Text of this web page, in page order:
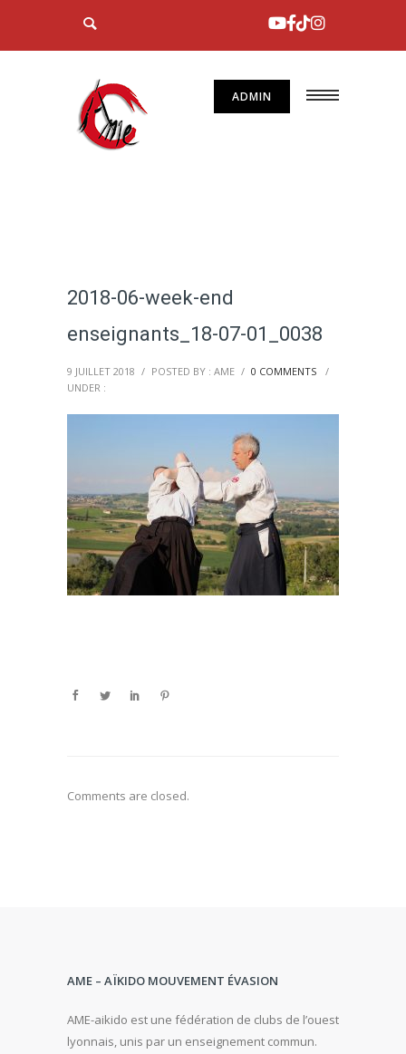
ADMIN
2018-06-week-end
enseignants_18-07-01_0038
9 JUILLET 2018 / POSTED BY : AME / 0 COMMENTS
/
UNDER :
Comments are closed.
AME – AÏKIDO MOUVEMENT ÉVASION
AME-aikido est une fédération de clubs de l’ouest
lyonnais, unis par un enseignement commun.